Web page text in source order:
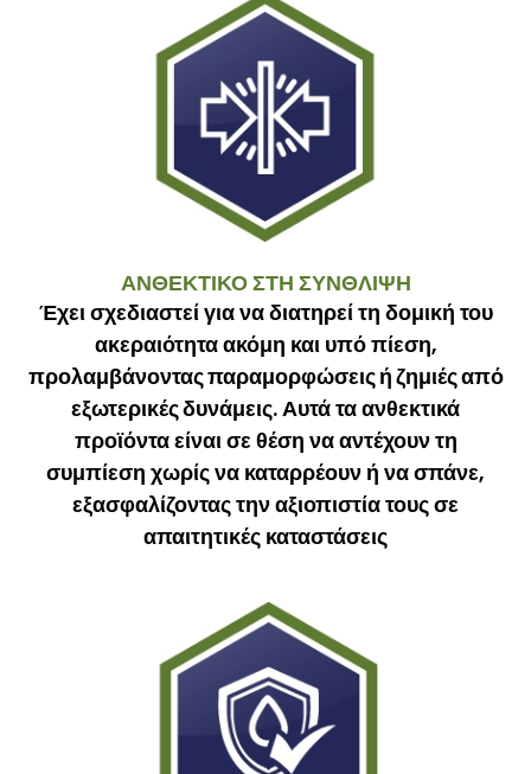
ΑΝΘΕΚΤΙΚΟ ΣΤΗ ΣΥΝΘΛΙΨΗ
Έχει σχεδιαστεί για να διατηρεί τη δομική του
ακεραιότητα ακόμη και υπό πίεση,
προλαμβάνοντας παραμορφώσεις ή ζημιές από
εξωτερικές δυνάμεις. Αυτά τα ανθεκτικά
προϊόντα είναι σε θέση να αντέχουν τη
συμπίεση χωρίς να καταρρέουν ή να σπάνε,
εξασφαλίζοντας την αξιοπιστία τους σε
απαιτητικές καταστάσεις